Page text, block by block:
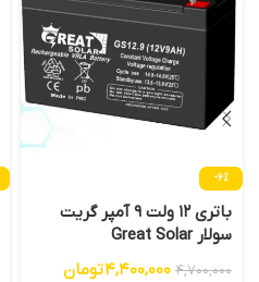
-6%
باتری 12 ولت 9 آمپر گریت
سولار Great Solar
4,700,000
4,400,000تومان